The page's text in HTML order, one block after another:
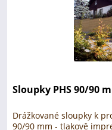
Sloupky PHS 90/90
Drážkované sloupky k
90/90 mm - tlakově